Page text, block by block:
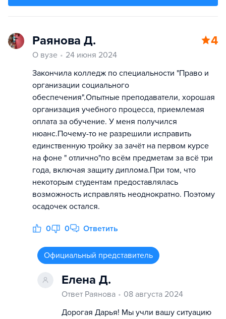
Раянова Д. 4
О вузе
24 июня 2024
Закончила колледж по специальности "Право и
организации социального
обеспечения".Опытные преподаватели, хорошая
организация учебного процесса, приемлемая
оплата за обучение. У меня получился
нюанс.Почему-то не разрешили исправить
единственную тройку за зачёт на первом курсе
на фоне " отлично"по всём предметам за всё три
года, включая защиту диплома.При том, что
некоторым студентам предоставлялась
возможность исправлять неоднократно. Поэтому
осадочек остался.
0 0 Ответить
Официальный представитель
Елена Д.
Ответ Раянова
08 августа 2024
Дорогая Дарья! Мы учли вашу ситуацию